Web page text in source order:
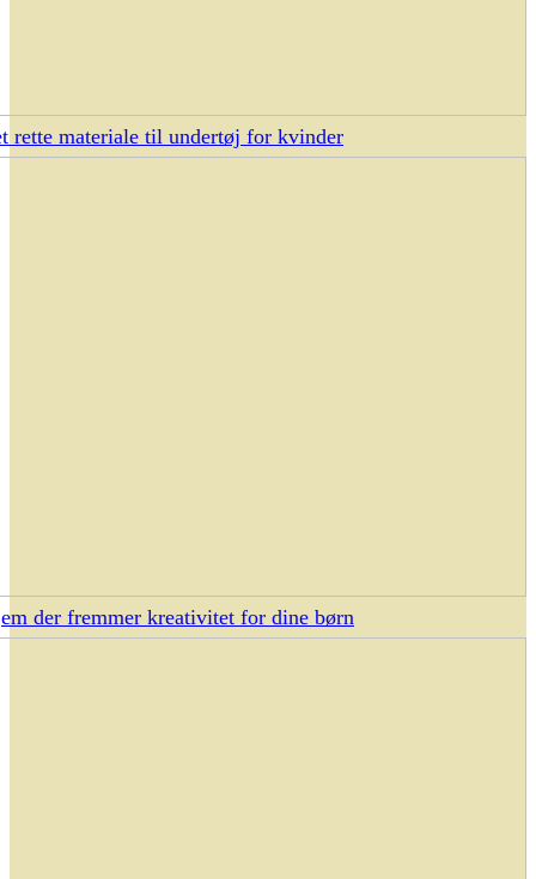
rette materiale til undertøj for kvinder
der fremmer kreativitet for dine børn